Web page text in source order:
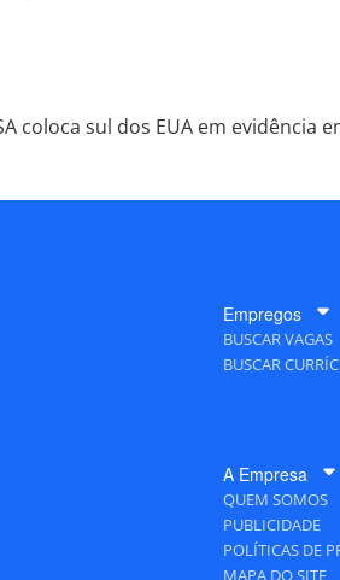
coloca sul dos EUA em evidência
Empregos
BUSCAR VAGAS
BUSCAR
A Empresa
QUEM SOMOS
PUBLICIDADE
POLÍTICAS DE
MAPA DO SITE